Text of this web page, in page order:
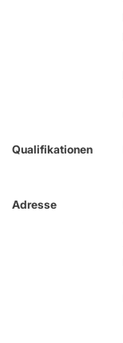
Qualifikationen
Adresse